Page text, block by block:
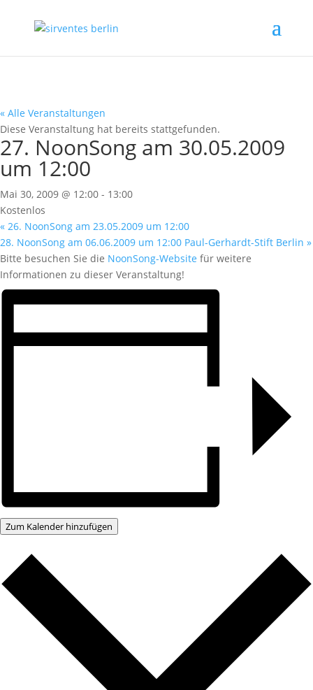
« Alle Veranstaltungen
Diese Veranstaltung hat bereits stattgefunden.
27. NoonSong am 30.05.2009
um 12:00
Mai 30, 2009 @ 12:00 - 13:00
Kostenlos
« 26. NoonSong am 23.05.2009 um 12:00
28. NoonSong am 06.06.2009 um 12:00 Paul-Gerhardt-Stift Berlin »
Bitte besuchen Sie die NoonSong-Website für weitere
Informationen zu dieser Veranstaltung!
Zum Kalender hinzufügen